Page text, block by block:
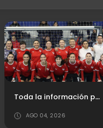
Toda la información para el duelo de "Las Diablas" en Copa Argentina
AGO 04, 2026